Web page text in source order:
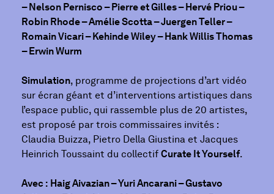
– Nelson Pernisco – Pierre et Gilles – Hervé Priou –
Robin Rhode – Amélie Scotta – Juergen Teller –
Romain Vicari – Kehinde Wiley – Hank Willis Thomas
– Erwin Wurm
Simulation, programme de projections d’art vidéo
sur écran géant et d’interventions artistiques dans
l’espace public, qui rassemble plus de 20 artistes,
est proposé par trois commissaires invités :
Claudia Buizza, Pietro Della Giustina et Jacques
Heinrich Toussaint du collectif Curate It Yourself.
Avec : Haig Aivazian – Yuri Ancarani – Gustavo